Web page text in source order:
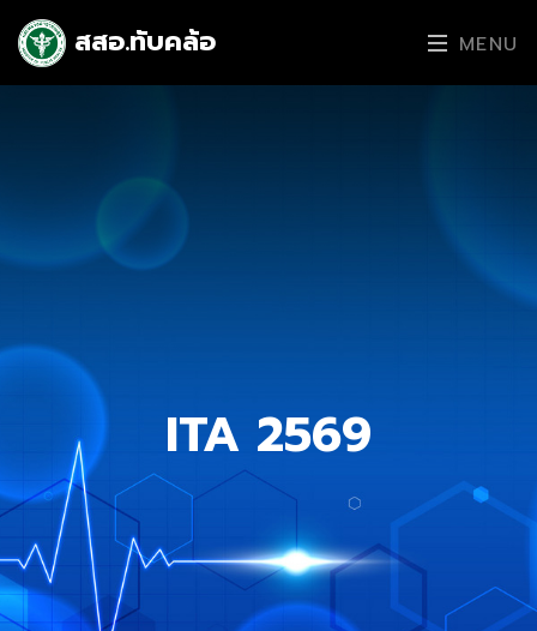
สสอ.ทับคล้อ MENU
ITA 2569